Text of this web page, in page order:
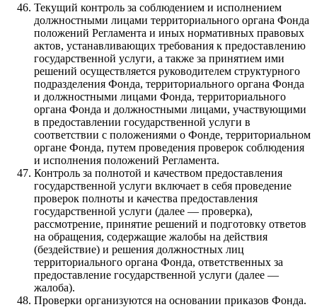
Текущий контроль за соблюдением и исполнением
должностными лицами территориального органа Фонда
положений Регламента и иных нормативных правовых
актов, устанавливающих требования к предоставлению
государственной услуги, а также за принятием ими
решений осуществляется руководителем структурного
подразделения Фонда, территориального органа Фонда
и должностными лицами Фонда, территориального
органа Фонда и должностными лицами, участвующими
в предоставлении государственной услуги в
соответствии с положениями о Фонде, территориальном
органе Фонда, путем проведения проверок соблюдения
и исполнения положений Регламента.
Контроль за полнотой и качеством предоставления
государственной услуги включает в себя проведение
проверок полноты и качества предоставления
государственной услуги (далее — проверка),
рассмотрение, принятие решений и подготовку ответов
на обращения, содержащие жалобы на действия
(бездействие) и решения должностных лиц
территориального органа Фонда, ответственных за
предоставление государственной услуги (далее —
жалоба).
Проверки организуются на основании приказов Фонда.